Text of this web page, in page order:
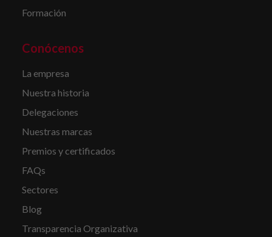
Formación
Conócenos
La empresa
Nuestra historia
Delegaciones
Nuestras marcas
Premios y certificados
FAQs
Sectores
Blog
Transparencia Organizativa